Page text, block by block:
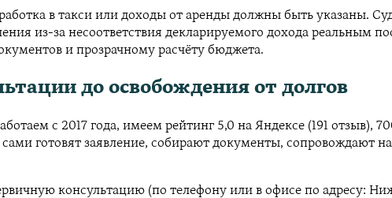
в такси или доходы от аренды должны быть указаны.
из-за несоответствия декларируемого дохода реальным
и прозрачному расчёту бюджета.
до освобождения от долгов
с 2017 года, имеем рейтинг 5,0 на Яндексе (191 отзыв),
готовят заявление, собирают документы, сопровождают
консультацию (по телефону или в офисе по адресу: